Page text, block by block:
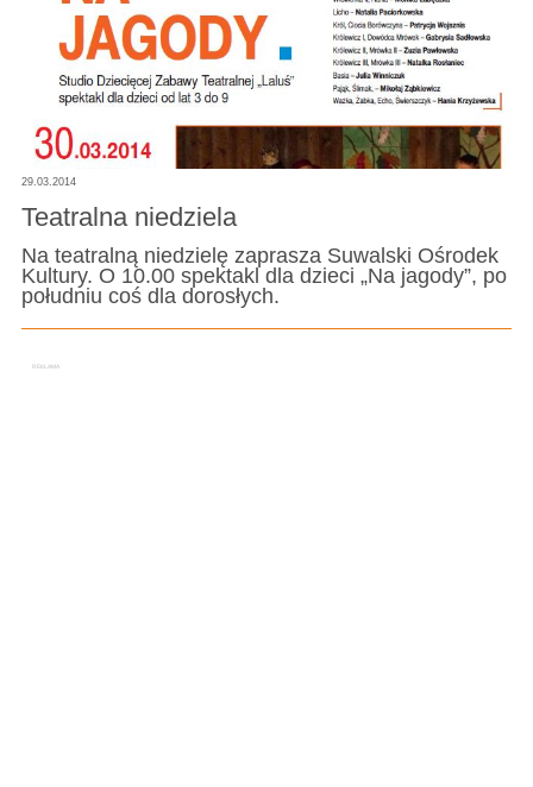
29.03.2014
Teatralna niedziela
Na teatralną niedzielę zaprasza Suwalski Ośrodek
Kultury. O 10.00 spektakl dla dzieci „Na jagody”, po
południu coś dla dorosłych.